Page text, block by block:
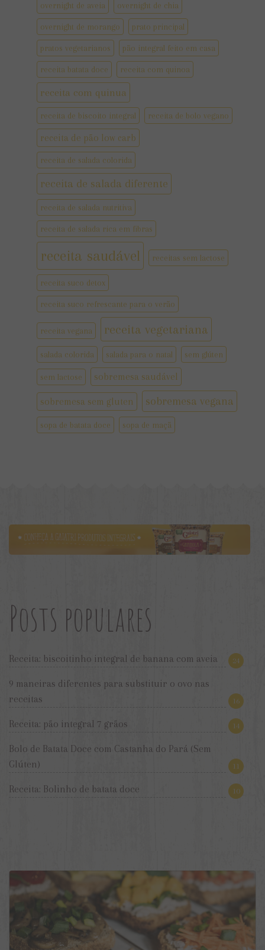
overnight de aveia overnight de chia
overnight de morango prato principal
pratos vegetarianos pão integral feito em casa
receita batata doce receita com quinoa
receita com quinua
receita de biscoito integral receita de bolo vegano
receita de pão low carb
receita de salada colorida
receita de salada diferente
receita de salada nutritiva
receita de salada rica em fibras
receita saudável receitas sem lactose
receita suco detox
receita suco refrescante para o verão
receita vegana receita vegetariana
salada colorida salada para o natal sem glúten
sem lactose sobremesa saudável
sobremesa sem gluten sobremesa vegana
sopa de batata doce sopa de maçã
Posts populares
Receita: biscoitinho integral de banana com aveia 24
9 maneiras diferentes para substituir o ovo nas
receitas
16
Receita: pão integral 7 grãos 14
Bolo de Batata Doce com Castanha do Pará (Sem
Glúten)
11
Receita: Bolinho de batata doce 10